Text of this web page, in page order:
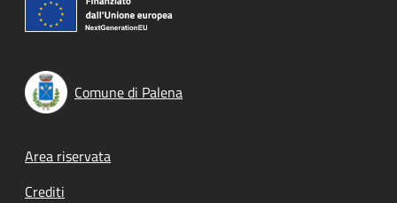
Comune di Palena
Footer menu
Area riservata
Crediti